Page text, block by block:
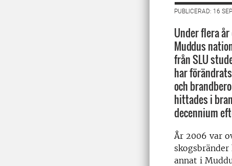
PUBLICERAD: 16
Under flera
Muddus
från SLU
har
och
hittades i
decennium
År 2006 var
annat i